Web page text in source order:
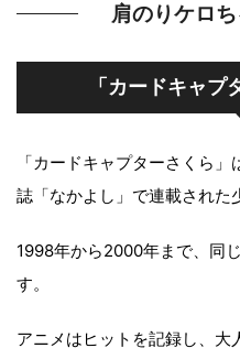
肩のりケロ
「カードキャプ
「カードキャプターさくら
誌「なかよし」で連載された
1998年から2000年まで、同
す。
アニメはヒットを記録し、大